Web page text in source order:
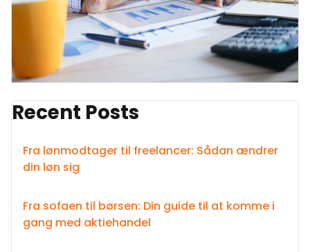
Recent Posts
Fra lønmodtager til freelancer: Sådan ændrer
din løn sig
Fra sofaen til børsen: Din guide til at komme i
gang med aktiehandel